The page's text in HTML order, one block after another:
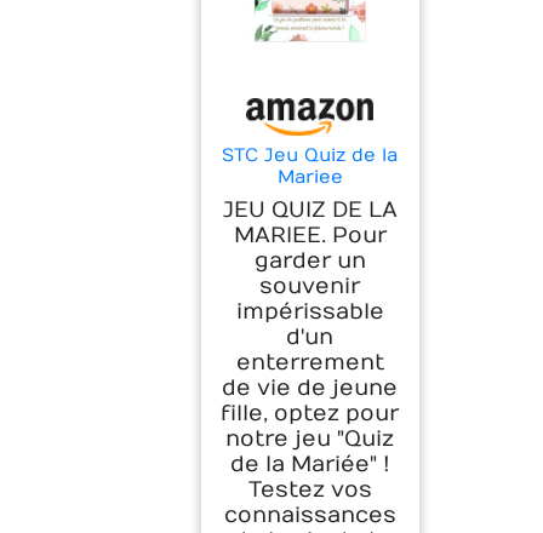
STC Jeu Quiz de la
Mariee
JEU QUIZ DE LA
MARIEE. Pour
garder un
souvenir
impérissable
d'un
enterrement
de vie de jeune
fille, optez pour
notre jeu "Quiz
de la Mariée" !
Testez vos
connaissances